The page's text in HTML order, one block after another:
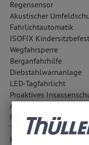
Regensensor
Akustischer
Fahrlichtautomatik
ISOFIX
Wegfahrsperre
Berganfahrhilfe
Diebstahlwarnanlage
LED-Tagfahrlicht
Proaktives
Notbremsassistent
Totwinkel-Assistent
Fußgängerschutzsystem